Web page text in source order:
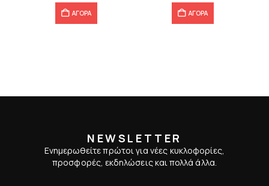
ΑΓΟΡΑ ΑΓΟΡΑ
NEWSLETTER
Ενημερωθείτε πρώτοι για νέες κυκλοφορίες,
προσφορές, εκδηλώσεις και πολλά άλλα.